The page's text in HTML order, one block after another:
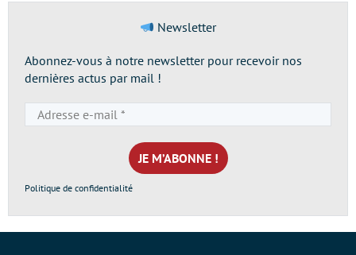
Newsletter
Abonnez-vous à notre newsletter pour recevoir nos
dernières actus par mail !
e-
mail
*
Politique de confidentialité